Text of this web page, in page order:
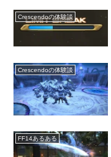
Crescendoの体験談
Crescendoの体験談
FF14あるある